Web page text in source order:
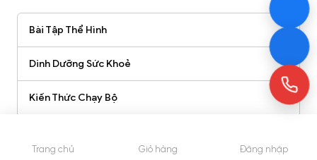
Bài Tập Thể Hình
Dinh Dưỡng Sức Khoẻ
Kiến Thức Chạy Bộ
Trang chủ Giỏ hàng Đăng nhập